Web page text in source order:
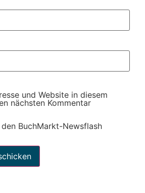
und Website in diesem
nächsten Kommentar
BuchMarkt-Newsflash